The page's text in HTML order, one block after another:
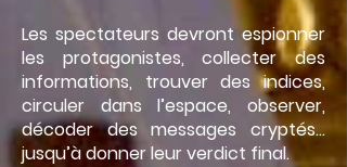
Les spectateurs devront espionner
les protagonistes, collecter des
informations, trouver des indices,
circuler dans l’espace, observer,
décoder des messages cryptés…
jusqu’à donner leur verdict final.